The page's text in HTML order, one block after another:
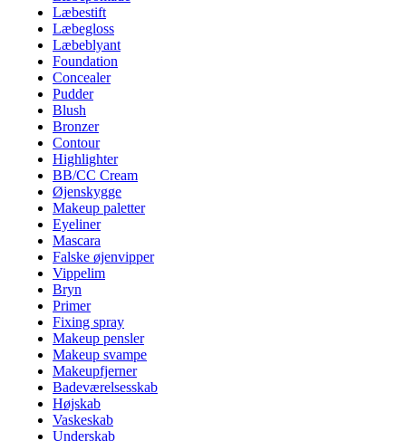
Læbestift
Læbegloss
Læbeblyant
Foundation
Concealer
Pudder
Blush
Bronzer
Contour
Highlighter
BB/CC Cream
Øjenskygge
Makeup paletter
Eyeliner
Mascara
Falske øjenvipper
Vippelim
Bryn
Primer
Fixing spray
Makeup pensler
Makeup svampe
Makeupfjerner
Badeværelsesskab
Højskab
Vaskeskab
Underskab